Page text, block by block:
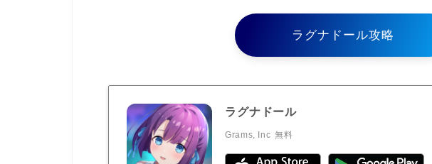
ラグナドール攻略
ラグナドール
Grams, Inc 無料